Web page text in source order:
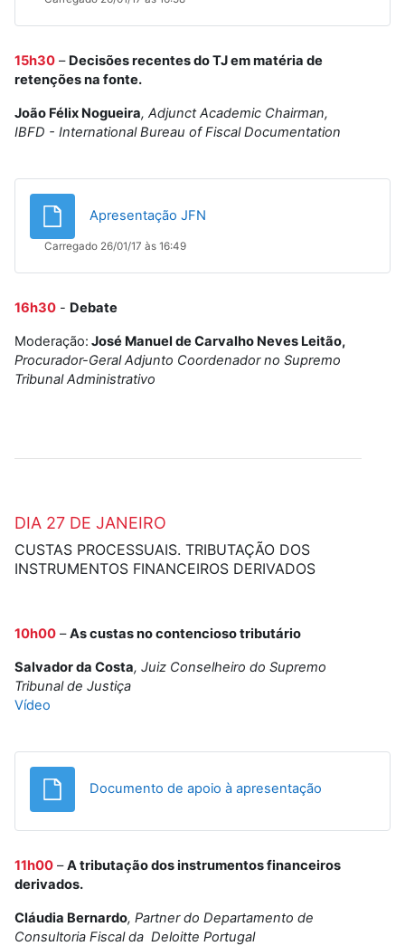
15h30 – Decisões recentes do TJ em matéria de
retenções na fonte.
João Félix Nogueira, Adjunct Academic Chairman,
IBFD - International Bureau of Fiscal Documentation
Apresentação JFN
Carregado 26/01/17 às 16:49
16h30 - Debate
Moderação: José Manuel de Carvalho Neves Leitão,
Procurador-Geral Adjunto Coordenador no Supremo
Tribunal Administrativo
DIA 27 DE JANEIRO
CUSTAS PROCESSUAIS. TRIBUTAÇÃO DOS
INSTRUMENTOS FINANCEIROS DERIVADOS
10h00 –As custas no contencioso tributário
Salvador da Costa, Juiz Conselheiro do Supremo
Tribunal de Justiça
Vídeo
Documento de apoio à apresentação
11h00 –A tributação dos instrumentos financeiros
derivados.
Cláudia Bernardo, Partner do Departamento de
Consultoria Fiscal da Deloitte Portugal